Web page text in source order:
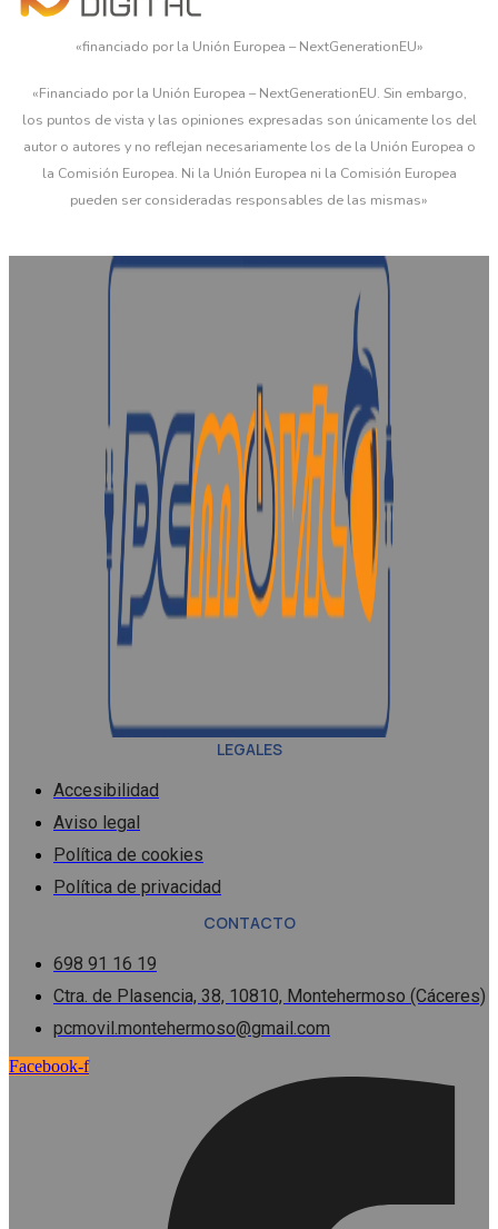
«financiado por la Unión Europea – NextGenerationEU»
«Financiado por la Unión Europea – NextGenerationEU. Sin embargo,
los puntos de vista y las opiniones expresadas son únicamente los del
autor o autores y no reflejan necesariamente los de la Unión Europea o
la Comisión Europea. Ni la Unión Europea ni la Comisión Europea
pueden ser consideradas responsables de las mismas»
LEGALES
Accesibilidad
Aviso legal
Política de cookies
Política de privacidad
CONTACTO
698 91 16 19
Ctra. de Plasencia, 38, 10810, Montehermoso (Cáceres)
pcmovil.montehermoso@gmail.com
Facebook-f